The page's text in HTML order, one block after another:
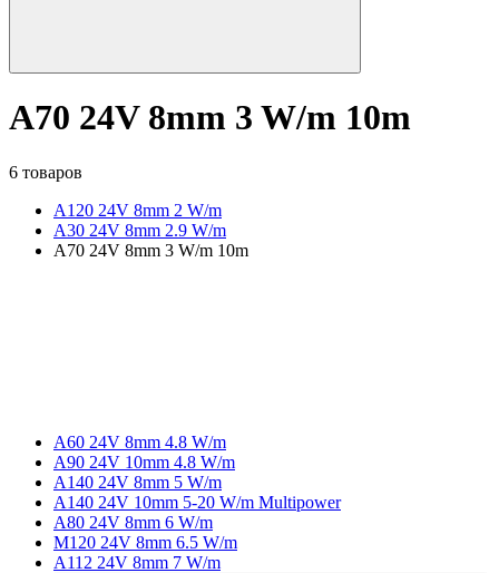
A70 24V 8mm 3 W/m 10m
6 товаров
A120 24V 8mm 2 W/m
A30 24V 8mm 2.9 W/m
A70 24V 8mm 3 W/m 10m
A60 24V 8mm 4.8 W/m
A90 24V 10mm 4.8 W/m
A140 24V 8mm 5 W/m
A140 24V 10mm 5-20 W/m Multipower
A80 24V 8mm 6 W/m
M120 24V 8mm 6.5 W/m
A112 24V 8mm 7 W/m